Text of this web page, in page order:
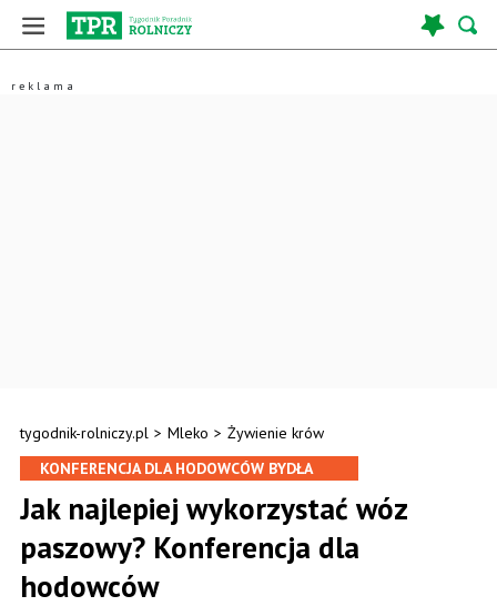
tygodnik-rolniczy.pl > Mleko > Żywienie krów
KONFERENCJA DLA HODOWCÓW BYDŁA
Jak najlepiej wykorzystać wóz
paszowy? Konferencja dla
hodowców